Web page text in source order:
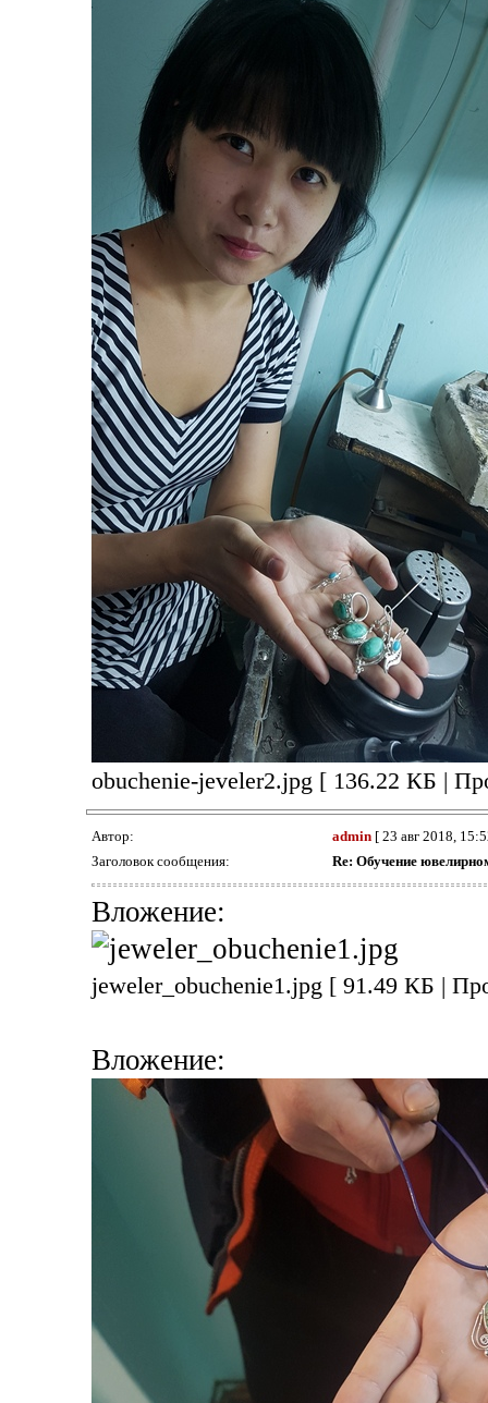
obuchenie-jeveler2.jpg [ 136.22 КБ |
Автор: admin[ 23 авг 2018,
Заголовок сообщения:
Re: Обучение
Вложение:
jeweler_obuchenie1.jpg [ 91.49 КБ |
Вложение: